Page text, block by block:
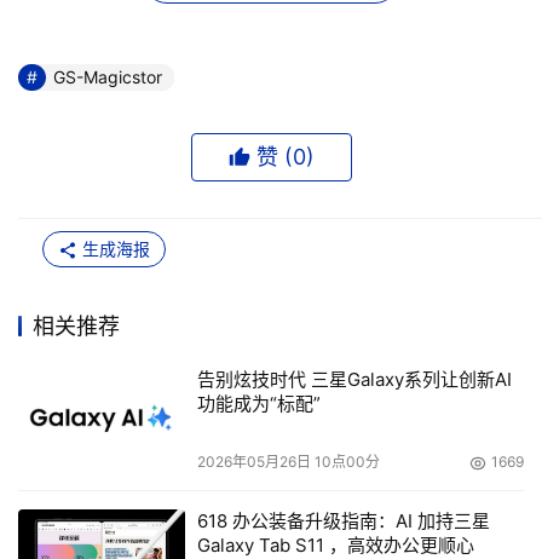
级生产基地设立于贵州省贵阳市，旗下有南方汇通微硬盘股
公司（GS Magicdrive Inc.）。它凭借先进的设备和资深的
高素质生产管理团队，拥有世界级的生产能力，同时整合了
目前，南方汇通微硬盘科技股份有限公司生产的1英寸微
0.85英寸微硬盘；而贵州世华微硬盘科技有限公司亦已开始
生产１.8英寸微硬盘。南方汇通世华微硬盘有限公司致力于
1英寸、0.85英寸和1.8英寸等系列微硬盘的研发与生产，成
由国际顶级业界专家组成的GS Magic凭借着自主核心技
术，GS Magic不断发展着1英寸、１.8英寸微硬盘的技术，
GS-Magicstor
赞 (0)
生成海报
相关推荐
告别炫技时代 三星Galaxy系列让创新AI
功能成为“标配”
2026年05月26日 10点00分 1669
618 办公装备升级指南：AI 加持三星
Galaxy Tab S11 ，高效办公更顺心